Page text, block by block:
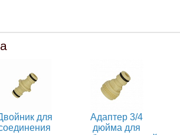
для
Адаптер 3/4
дюйма для